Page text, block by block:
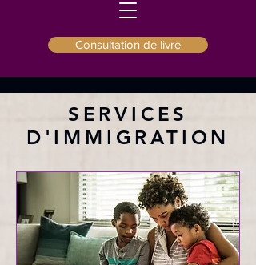
Consultation de livre
SERVICES
D'IMMIGRATION